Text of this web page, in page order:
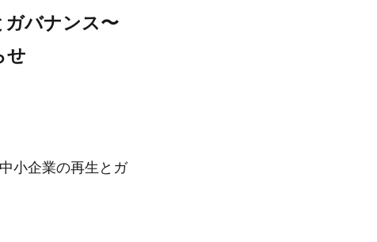
ガバナンス〜
せ
小企業の再生とガ